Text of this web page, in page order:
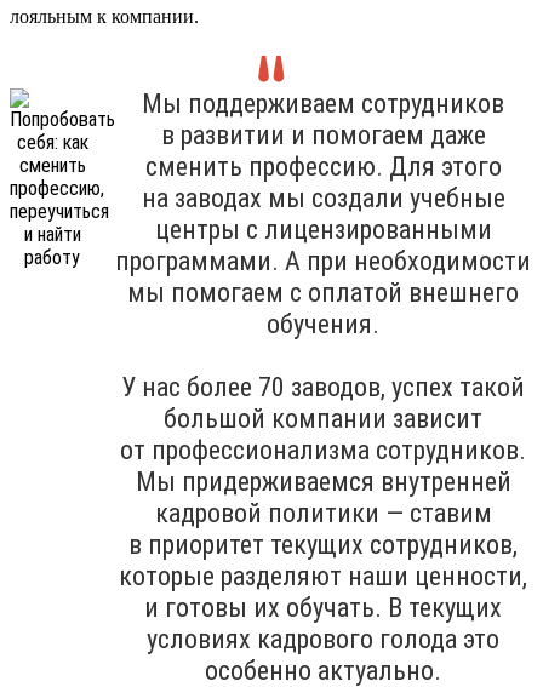
лояльным к компании.
Мы поддерживаем сотрудников
в развитии и помогаем даже
сменить профессию. Для этого
на заводах мы создали учебные
центры с лицензированными
программами. А при необходимости
мы помогаем с оплатой внешнего
обучения.
У нас более 70 заводов, успех такой
большой компании зависит
от профессионализма сотрудников.
Мы придерживаемся внутренней
кадровой политики — ставим
в приоритет текущих сотрудников,
которые разделяют наши ценности,
и готовы их обучать. В текущих
условиях кадрового голода это
особенно актуально.